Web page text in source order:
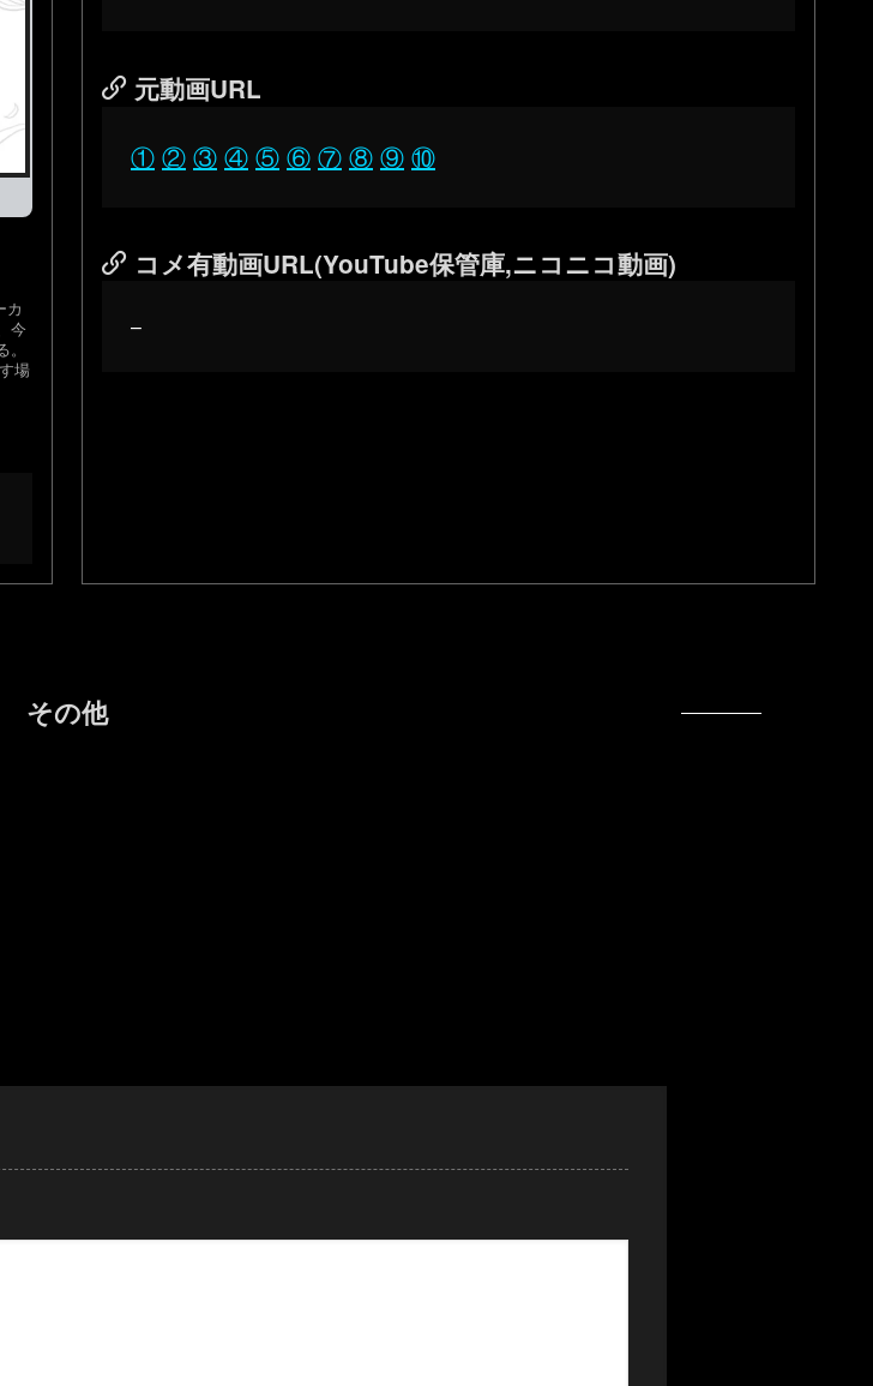
カ
今
場
元動画URL
① ② ③ ④ ⑤ ⑥ ⑦ ⑧ ⑨ ⑩
コメ有動画URL(YouTube保管庫,ニコニコ動画)
–
その他